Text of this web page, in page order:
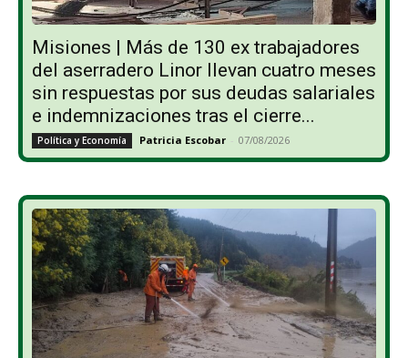
Misiones | Más de 130 ex trabajadores
del aserradero Linor llevan cuatro meses
sin respuestas por sus deudas salariales
e indemnizaciones tras el cierre...
Política y Economía Patricia Escobar - 07/08/2026